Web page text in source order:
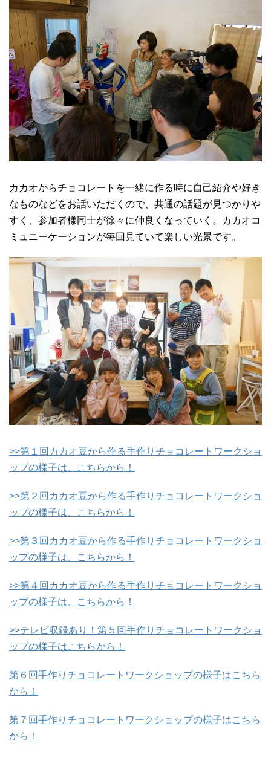
カカオからチョコレートを一緒に作る時に自己紹介や好き
なものなどをお話いただくので、共通の話題が見つかりや
すく、参加者様同士が徐々に仲良くなっていく。カカオコ
ミュニーケーションが毎回見ていて楽しい光景です。
>>第１回カカオ豆から作る手作りチョコレートワークショ
ップの様子は、こちらから！
>>第２回カカオ豆から作る手作りチョコレートワークショ
ップの様子は、こちらから！
>>第３回カカオ豆から作る手作りチョコレートワークショ
ップの様子は、こちらから！
>>第４回カカオ豆から作る手作りチョコレートワークショ
ップの様子は、こちらから！
>>テレビ収録あり！第５回手作りチョコレートワークショ
ップの様子はこちらから！
第６回手作りチョコレートワークショップの様子はこちら
から！
第７回手作りチョコレートワークショップの様子はこちら
から！